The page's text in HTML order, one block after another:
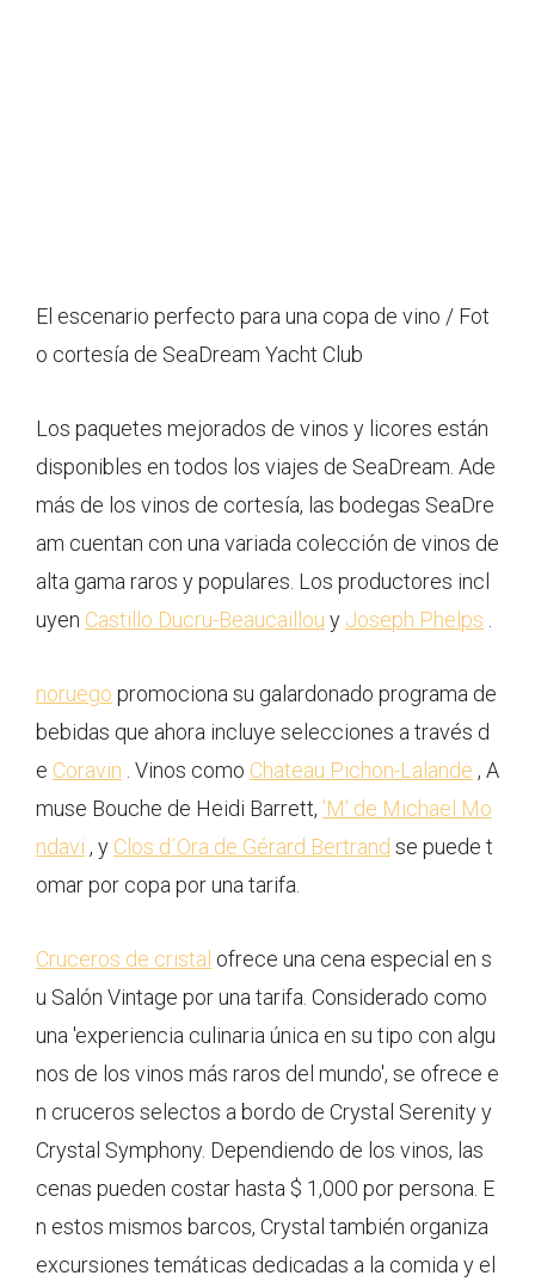
El escenario perfecto para una copa de vino / Fot
o cortesía de SeaDream Yacht Club
Los paquetes mejorados de vinos y licores están
disponibles en todos los viajes de SeaDream. Ade
más de los vinos de cortesía, las bodegas SeaDre
am cuentan con una variada colección de vinos de
alta gama raros y populares. Los productores incl
uyen Castillo Ducru-Beaucaillou y Joseph Phelps
noruego promociona su galardonado programa de
bebidas que ahora incluye selecciones a través d
e Coravin . Vinos como Chateau Pichon-Lalande , A
muse Bouche de Heidi Barrett, 'M' de Michael Mo
ndavi , y Clos d´Ora de Gérard Bertrand se puede t
omar por copa por una tarifa.
Cruceros de cristal ofrece una cena especial en s
u Salón Vintage por una tarifa. Considerado como
una 'experiencia culinaria única en su tipo con algu
nos de los vinos más raros del mundo', se ofrece e
n cruceros selectos a bordo de Crystal Serenity y
Crystal Symphony. Dependiendo de los vinos, las
cenas pueden costar hasta $ 1,000 por persona. E
n estos mismos barcos, Crystal también organiza
excursiones temáticas dedicadas a la comida y el